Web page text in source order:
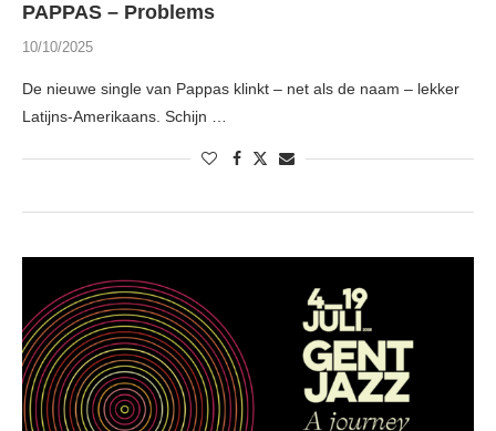
PAPPAS – Problems
10/10/2025
De nieuwe single van Pappas klinkt – net als de naam – lekker
Latijns-Amerikaans. Schijn …